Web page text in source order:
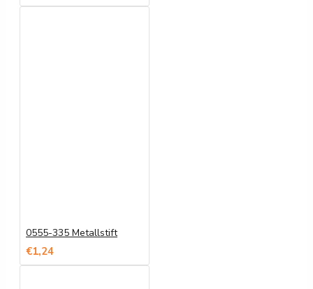
0555-335 Metallstift
€1,24